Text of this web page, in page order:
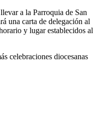
a la Parroquia de San
una carta de delegación al
y lugar establecidos al
celebraciones diocesanas